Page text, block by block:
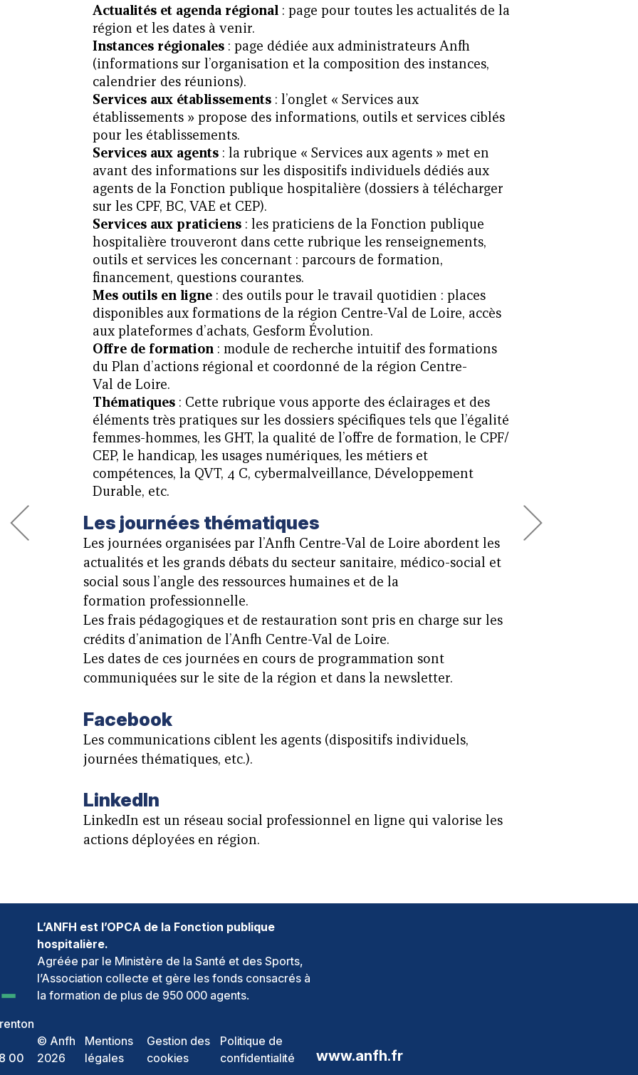
Actualités et agenda régional : page pour toutes les actualités de la
région et les dates à venir.
Instances régionales : page dédiée aux administrateurs Anfh
(informations sur l’organisation et la composition des instances,
calendrier des réunions).
Services aux établissements : l’onglet « Services aux
établissements » propose des informations, outils et services ciblés
pour les établissements.
Services aux agents : la rubrique « Services aux agents » met en
avant des informations sur les dispositifs individuels dédiés aux
agents de la Fonction publique hospitalière (dossiers à télécharger
sur les CPF, BC, VAE et CEP).
Services aux praticiens : les praticiens de la Fonction publique
hospitalière trouveront dans cette rubrique les renseignements,
outils et services les concernant : parcours de formation,
financement, questions courantes.
Mes outils en ligne : des outils pour le travail quotidien : places
disponibles aux formations de la région Centre-Val de Loire, accès
aux plateformes d’achats, Gesform Évolution.
Offre de formation : module de recherche intuitif des formations
du Plan d’actions régional et coordonné de la région Centre-
Val de Loire.
Thématiques : Cette rubrique vous apporte des éclairages et des
éléments très pratiques sur les dossiers spécifiques tels que l’égalité
femmes-hommes, les GHT, la qualité de l’offre de formation, le CPF/
CEP, le handicap, les usages numériques, les métiers et
compétences, la QVT, 4 C, cybermalveillance, Développement
Durable, etc.
Les journées thématiques
Les journées organisées par l’Anfh Centre-Val de Loire abordent les
actualités et les grands débats du secteur sanitaire, médico-social et
social sous l’angle des ressources humaines et de la
formation professionnelle.
Les frais pédagogiques et de restauration sont pris en charge sur les
crédits d’animation de l’Anfh Centre-Val de Loire.
Les dates de ces journées en cours de programmation sont
communiquées sur le site de la région et dans la newsletter.
Facebook
Les communications ciblent les agents (dispositifs individuels,
journées thématiques, etc.).
LinkedIn
LinkedIn est un réseau social professionnel en ligne qui valorise les
actions déployées en région.
00
L’ANFH est l’OPCA de la Fonction publique
hospitalière.
Agréée par le Ministère de la Santé et des Sports,
l’Association collecte et gère les fonds consacrés à
la formation de plus de 950 000 agents.
© Anfh
2026
Mentions
légales
Gestion des
cookies
Politique de
confidentialité
www.anfh.fr